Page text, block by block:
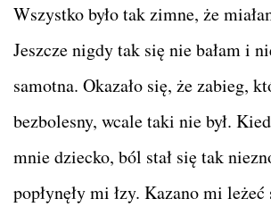
Wszystko było tak zimne, że
Jeszcze nigdy tak się nie bałam i
samotna. Okazało się, że zabieg,
bezbolesny, wcale taki nie był.
mnie dziecko, ból stał się tak
popłynęły mi łzy. Kazano mi